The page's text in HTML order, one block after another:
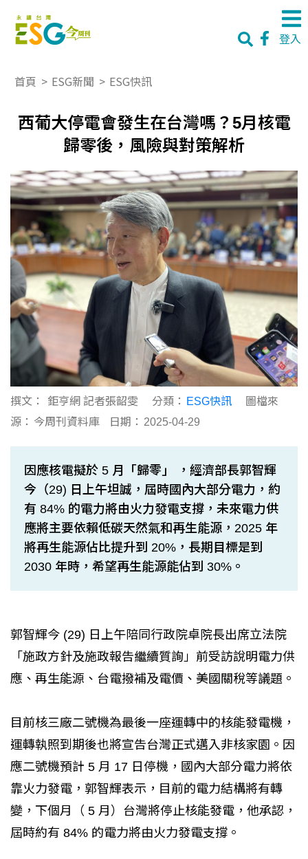
登入
首頁 > ESG新聞 > ESG快訊
西葡大停電會發生在台灣嗎？5月核電
歸零後，風險與對策解析
撰文： 鉅亨網 記者張韶雯 分類： ESG快訊
圖檔來
源： 今周刊資料庫 日期： 2025-04-29
因應核電擬於 5 月「歸零」 ，經濟部長郭智輝
今（29) 日上午坦誠，屆時國內大部分電力，約
有 84% 的電力將由火力發電支撐，未來電力供
應將主要依賴低碳天然氣和再生能源，2025 年
將再生能源佔比提升到 20%，長期目標是到
2030 年時，希望再生能源能佔到 30%。
郭智輝今 (29) 日上午陪同行政院卓院長出席立法院
「施政方針及施政報告繼續質詢」前受訪說明電力供
應、再生能源、台電撥補及電價、美國關稅等議題。
目前核三廠二號機為最後一座運轉中的核能發電機，
運轉執照到期後也將宣告台灣正式邁入非核家園。因
應二號機預計 5 月 17 日停機，國內大部分電力將依
靠火力發電，郭智輝表示，目前的電力結構將有轉
變，下個月（ 5 月）台灣將停止核能發電，他承認，
屆時約有 84% 的電力將由火力發電支撐。